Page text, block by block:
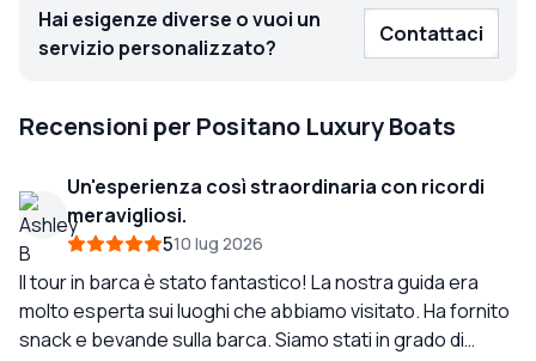
Hai esigenze diverse o vuoi un
servizio personalizzato?
Contattaci
Recensioni per Positano Luxury Boats
Un'esperienza così straordinaria con ricordi
meravigliosi.
510 lug 2026
Il tour in barca è stato fantastico! La nostra guida era
molto esperta sui luoghi che abbiamo visitato. Ha fornito
snack e bevande sulla barca. Siamo stati in grado di